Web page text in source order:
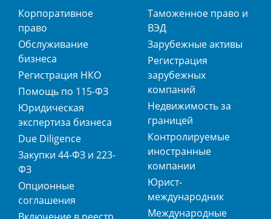
Корпоративное
право
Обслуживание
бизнеса
Регистрация НКО
Помощь по 115-ФЗ
Юридическая
экспертиза бизнеса
Due Diligence
Закупки 44-ФЗ и 223-
ФЗ
Опционные
соглашения
Таможенное право и
ВЭД
Зарубежные активы
Регистрация
зарубежных
компаний
Недвижимость за
границей
Контролируемые
иностранные
компании
Юрист-
международник
Международные